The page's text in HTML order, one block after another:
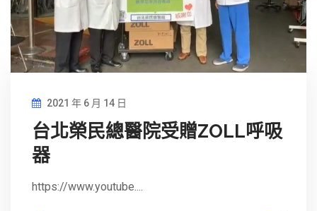
2021 年 6 月 14 日
台北榮民總醫院受贈ZOLL呼吸
器
https://www.youtube....